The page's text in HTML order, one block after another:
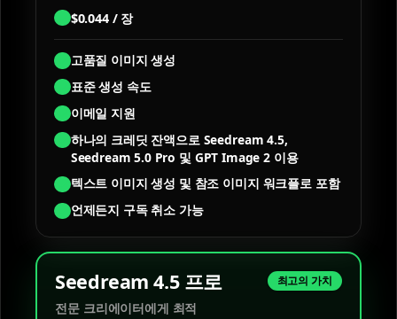
$0.044 / 장
고품질 이미지 생성
표준 생성 속도
이메일 지원
하나의 크레딧 잔액으로 Seedream 4.5,
Seedream 5.0 Pro 및 GPT Image 2 이용
텍스트 이미지 생성 및 참조 이미지 워크플로 포함
언제든지 구독 취소 가능
Seedream 4.5 프로
전문 크리에이터에게 최적
최고의 가치